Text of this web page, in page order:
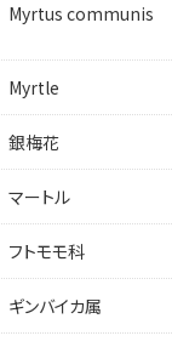
Myrtus communis
Myrtle
銀梅花
マートル
フトモモ科
ギンバイカ属